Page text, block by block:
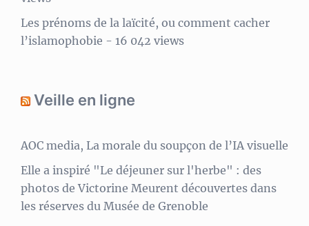
Les prénoms de la laïcité, ou comment cacher
l’islamophobie - 16 042 views
Veille en ligne
AOC media, La morale du soupçon de l’IA visuelle
Elle a inspiré "Le déjeuner sur l'herbe" : des
photos de Victorine Meurent découvertes dans
les réserves du Musée de Grenoble